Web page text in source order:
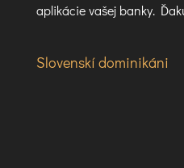
aplikácie vašej banky.
Slovenskí dominikáni